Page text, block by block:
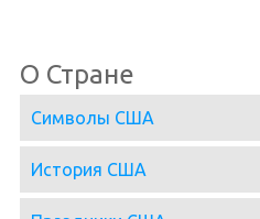
О Стране
Символы США
История США